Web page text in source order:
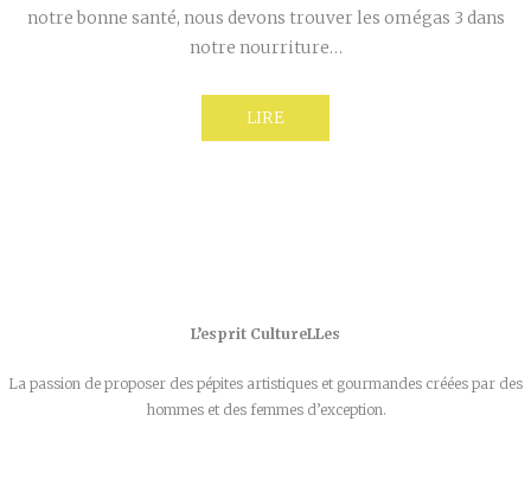
notre bonne santé, nous devons trouver les omégas 3 dans
notre nourriture…
LIRE
L’esprit CultureLLes
La passion de proposer des pépites artistiques et gourmandes créées par des
hommes et des femmes d’exception.